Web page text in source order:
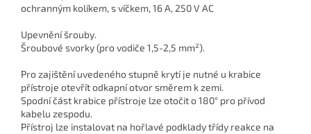
ochranným kolíkem, s víčkem, 16 A, 250 V AC
Upevnění šrouby.
Šroubové svorky (pro vodiče 1,5-2,5 mm²).
Pro zajištění uvedeného stupně krytí je nutné u krabice
přístroje otevřít odkapní otvor směrem k zemi.
Spodní část krabice přístroje lze otočit o 180° pro přívod
kabelu zespodu.
Přístroj lze instalovat na hořlavé podklady třídy reakce na